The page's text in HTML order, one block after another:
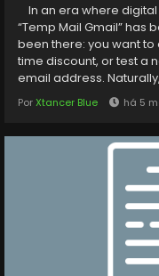
In an era where
“Temp Mail Gmail” has
been there: you want
time discount, or test a
email address.
account without the
Truth: Does a
PorXtancer Blue há 5